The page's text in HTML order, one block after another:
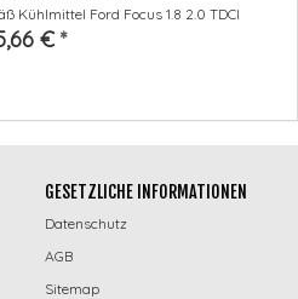
Kühlmittel Ford Focus 1.8 2.0 TDCI
€ *
GESETZLICHE INFORMATIONEN
Datenschutz
AGB
Sitemap